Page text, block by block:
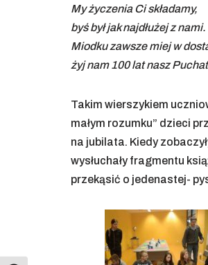
My życzenia Ci składamy,
byś był jak najdłużej z nami.
Miodku zawsze miej w
żyj nam 100 lat nasz
Takim wierszykiem
małym rozumku” dzieci
na jubilata. Kiedy
wysłuchały fragmentu
przekąsić o jedenastej-